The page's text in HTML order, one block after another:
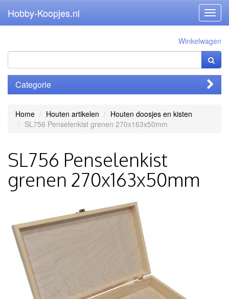
Hobby-Koopjes.nl
Winkelwagen
Categorie
Home Houten artikelen
Houten doosjes en kisten
SL756 Penselenkist grenen 270x163x50mm
SL756 Penselenkist
grenen 270x163x50mm